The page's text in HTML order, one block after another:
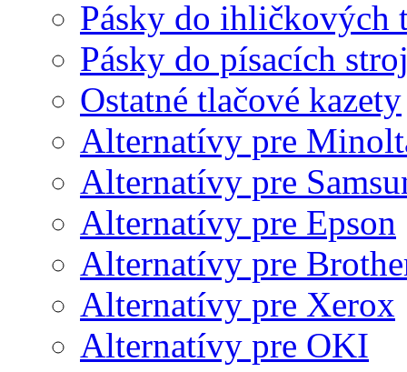
Pásky do ihličkových
Pásky do písacích
Ostatné tlačové kazety
Alternatívy pre
Alternatívy pre
Alternatívy pre Epson
Alternatívy pre
Alternatívy pre Xerox
Alternatívy pre OKI